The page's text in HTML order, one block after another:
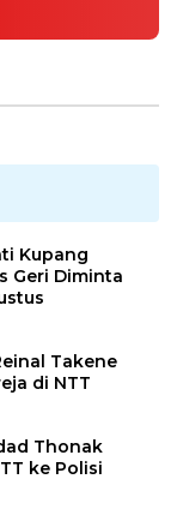
Kupang
Geri Diminta
Takene
di NTT
Thonak
ke Polisi